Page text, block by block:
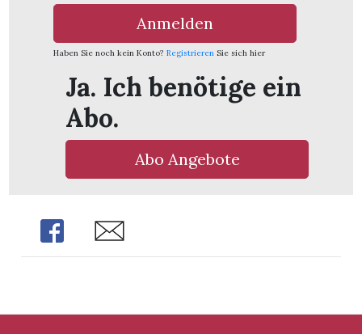
Anmelden
Haben Sie noch kein Konto? Registrieren Sie sich hier
Ja. Ich benötige ein
Abo.
Abo Angebote
Share Share